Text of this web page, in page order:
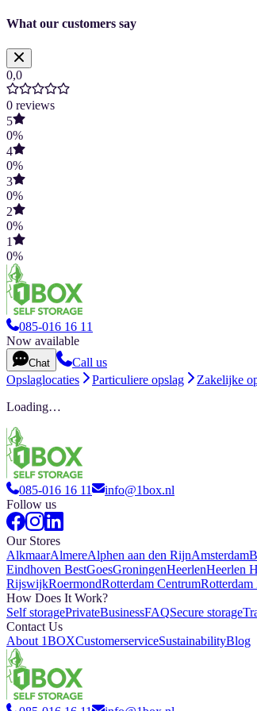
What our customers say
0,0
0 reviews
5
0%
4
0%
3
0%
2
0%
1
0%
085-016 16 11
Now available
Chat
Call us
Opslaglocaties
Particuliere opslag Zakelijke
Loading…
085-016 16 11
info@1box.nl
Follow us
Our Stores
AlkmaarAlmereAlphen aan den RijnAmsterdam
Eindhoven BestGoesGroningenHeerlenHeerlen
RijswijkRoermondRotterdam CentrumRotterdam
How Does It Work?
Self storagePrivateBusinessFAQSecure storage
Contact Us
About 1BOXCustomerserviceSustainabilityBlog